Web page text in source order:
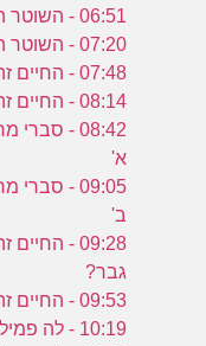
06:51 - השוטר הטוב - פרק 15
07:20 - השוטר הטוב - פרק 1
07:48 - החיים זה לא הכל 6 - 2. מי הזוג הנשוי?
08:14 - החיים זה לא הכל 6 - 3. גדי מסתבך
א'
ב'
גבר?
09:53 - החיים זה לא הכל 6 - 16. שפם ויחסים
10:19 - לה פמיליה - משחקי תפקידים